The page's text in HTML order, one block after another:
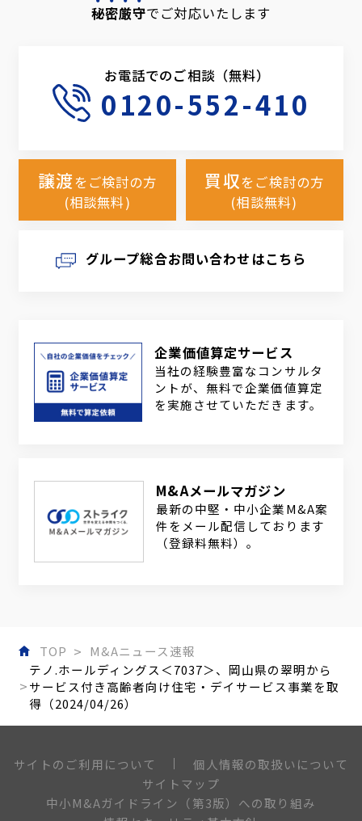
秘密厳守でご対応いたします
お電話でのご相談（無料）
0120-552-410
譲渡をご検討の方
(相談無料)
買収をご検討の方
(相談無料)
グループ総合お問い合わせはこちら
企業価値算定サービス
当社の経験豊富なコンサルタ
ントが、無料で企業価値算定
を実施させていただきます。
M&Aメールマガジン
最新の中堅・中小企業M&A案
件をメール配信しております
（登録料無料）。
TOP
M&Aニュース速報
テノ.ホールディングス＜7037＞、岡山県の翠明から
サービス付き高齢者向け住宅・デイサービス事業を取
得（2024/04/26）
サイトのご利用について
個人情報の取扱いについて
サイトマップ
中小M&Aガイドライン（第3版）への取り組み